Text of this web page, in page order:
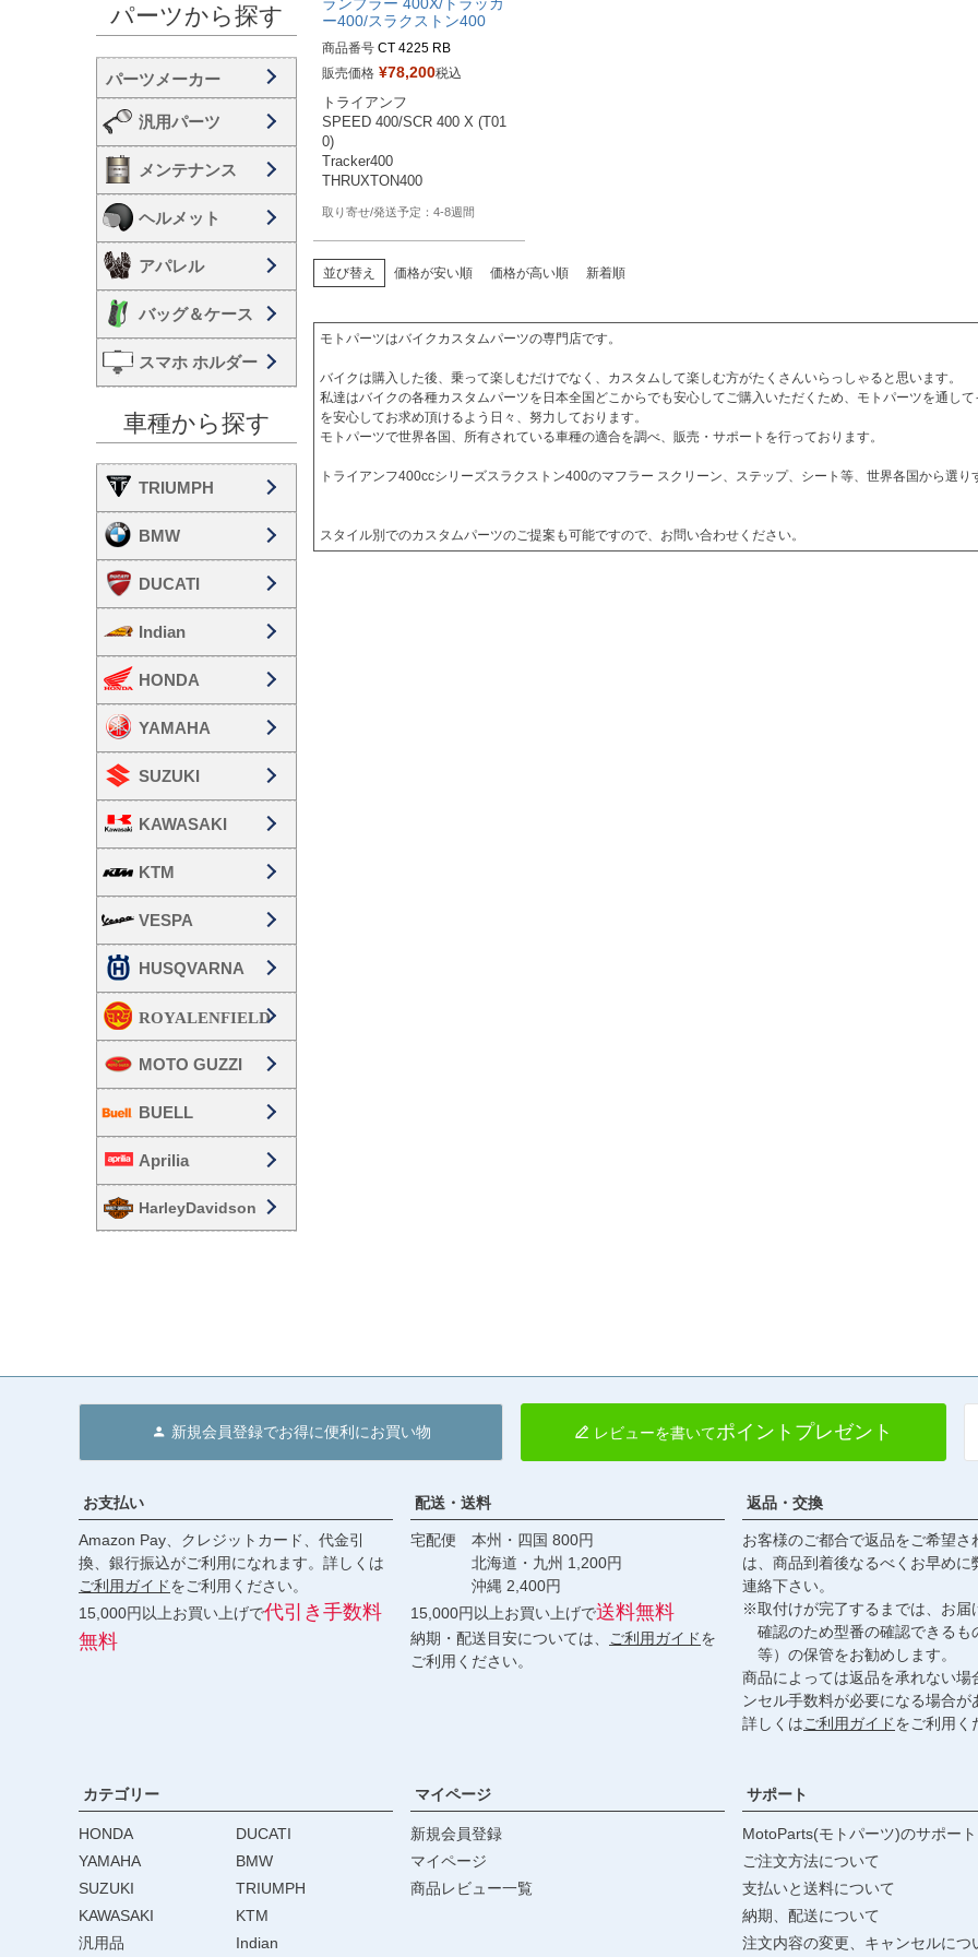
パーツから探す
汎用パーツ
メンテナンス
ヘルメット
アパレル
バッグ＆ケース
スマホ ホルダー
車種から探す
TRIUMPH
BMW
DUCATI
Indian
HONDA
YAMAHA
SUZUKI
KAWASAKI
KTM
VESPA
HUSQVARNA
MOTO GUZZI
BUELL
Aprilia
HarleyDavidson
ー400/スラクストン400
商品番号 CT 4225 RB
販売価格 ¥78,200税込
トライアンフ
SPEED 400/SCR 400 X (T01
0)
Tracker400
THRUXTON400
4-8週間
並び替え 価格が安い順 価格が高い順 新着順
モトパーツはバイクカスタムパーツの専門店です。
バイクは購入した後、乗って楽しむだけでなく、カスタムして楽しむ方がたくさんいらっしゃると思います。
私達はバイクの各種カスタムパーツを日本全国どこからでも安心してご購入いただくため、モトパーツを通し
を安心してお求め頂けるよう日々、努力しております。
モトパーツで世界各国、所有されている車種の適合を調べ、販売・サポートを行っております。
トライアンフ400ccシリーズスラクストン400のマフラー スクリーン、ステップ、シート等、世界各国から選
スタイル別でのカスタムパーツのご提案も可能ですので、お問い合わせください。
新規会員登録でお得に便利にお買い物 レビューを書いてポイントプレゼント
お支払い
Amazon Pay、クレジットカード、代金引
換、銀行振込がご利用になれます。詳しくは
ご利用ガイドをご利用ください。
15,000円以上お買い上げで代引き手数料
無料
配送・送料
宅配便 本州・四国 800円
北海道・九州 1,200円
沖縄 2,400円
15,000円以上お買い上げで送料無料
納期・配送目安については、 ご利用ガイドを
ご利用ください。
返品・交換
お客様のご都合で返品をご希望さ
は、商品到着後なるべくお早めに
連絡下さい。
※取付けが完了するまでは、お届
確認のため型番の確認できるも
等）の保管をお勧めします。
商品によっては返品を承れない場
ンセル手数料が必要になる場合が
詳しくはご利用ガイドをご利用く
カテゴリー
HONDA
YAMAHA
SUZUKI
KAWASAKI
汎用品
DUCATI
BMW
TRIUMPH
KTM
Indian
マイページ
新規会員登録
マイページ
商品レビュー一覧
サポート
MotoParts(モトパーツ)のサポート
ご注文方法について
支払いと送料について
納期、配送について
注文内容の変更、キャンセルにつ